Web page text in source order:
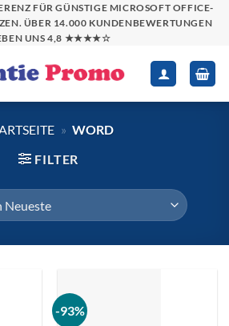
FÜR GÜNSTIGE MICROSOFT OFFICE-
ÜBER 14.000 KUNDENBEWERTUNGEN
UNS 4,8 ★★★★☆
» WORD
FILTER
-93%